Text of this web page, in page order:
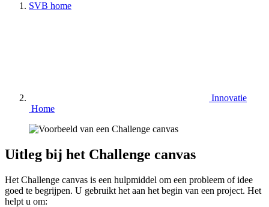
SVB home
Innovatie
Home
Uitleg bij het Challenge canvas
Het Challenge canvas is een hulpmiddel om een probleem of idee
goed te begrijpen. U gebruikt het aan het begin van een project. Het
helpt u om: